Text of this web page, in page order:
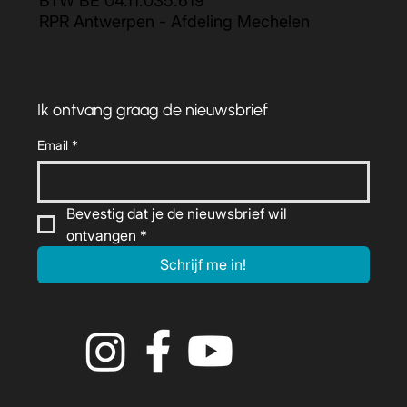
Ik ontvang graag de nieuwsbrief
Email *
Bevestig dat je de nieuwsbrief wil
ontvangen *
Schrijf me in!
RPR Antwerpen - Afdeling Mechelen